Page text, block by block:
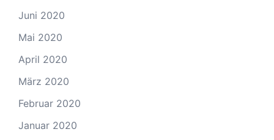
Juni 2020
Mai 2020
April 2020
März 2020
Februar 2020
Januar 2020